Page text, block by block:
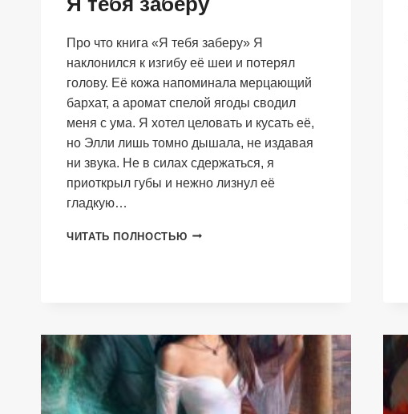
Про что книга «Я тебя заберу» Я
наклонился к изгибу её шеи и потерял
голову. Её кожа напоминала мерцающий
бархат, а аромат спелой ягоды сводил
меня с ума. Я хотел целовать и кусать её,
но Элли лишь томно дышала, не издавая
ни звука. Не в силах сдержаться, я
приоткрыл губы и нежно лизнул её
гладкую…
ЧИТАТЬ ПОЛНОСТЬЮ Я